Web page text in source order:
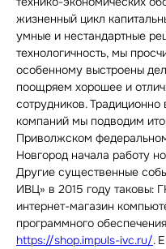
жизненный цикл
умные и нестандартные
технологичность, мы
особенному выстроены
поощряем хорошее и
сотрудников.
компаний мы подводим
Приволжском
Новгород начала работу
Другие существенные
ИВЦ» в 2015 году
интернет-магазин
программного
https://shop.impuls-ivc.ru/.